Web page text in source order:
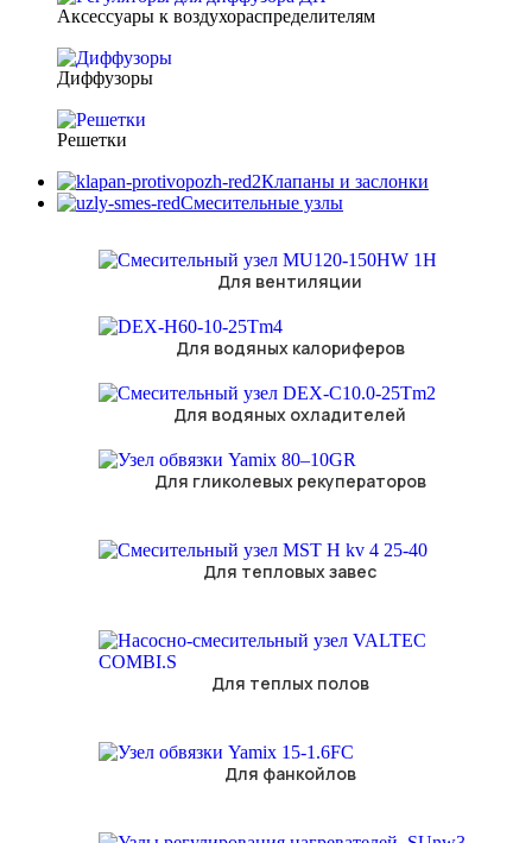
Аксессуары к воздухораспределителям
Диффузоры
Решетки
Клапаны и заслонки
Смесительные узлы
Для вентиляции
Для водяных калориферов
Для водяных охладителей
Для гликолевых рекуператоров
Для тепловых завес
Для теплых полов
Для фанкойлов